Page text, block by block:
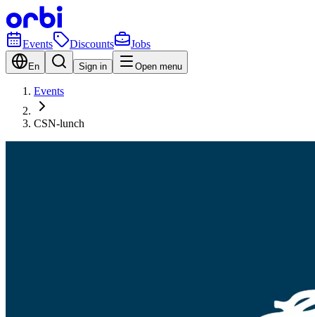
Events Discounts Jobs
En Sign in Open menu
Events
CSN-lunch